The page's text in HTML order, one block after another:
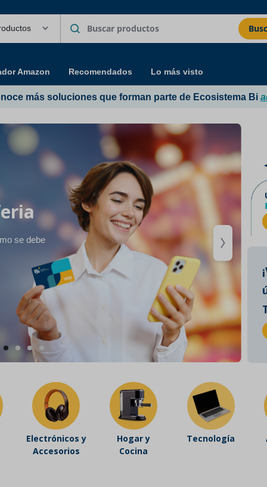
Amazon Recomendados Lo más visto
más soluciones que forman parte de Ecosistema Bi
Electrónicos y
Accesorios
Hogar y
Cocina
Tecnología